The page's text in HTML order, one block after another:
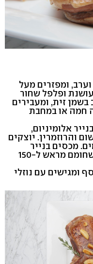
ומפזרים מעל
ופלפל שחור
זית, ומעבירים
חמה או במחבת
אלומיניום,
והרוזמרין. יוצקים
מכסים בנייר
אלומיניום, ומכניסים לתנור שחומם מראש ל-150
ומגישים עם נוזלי